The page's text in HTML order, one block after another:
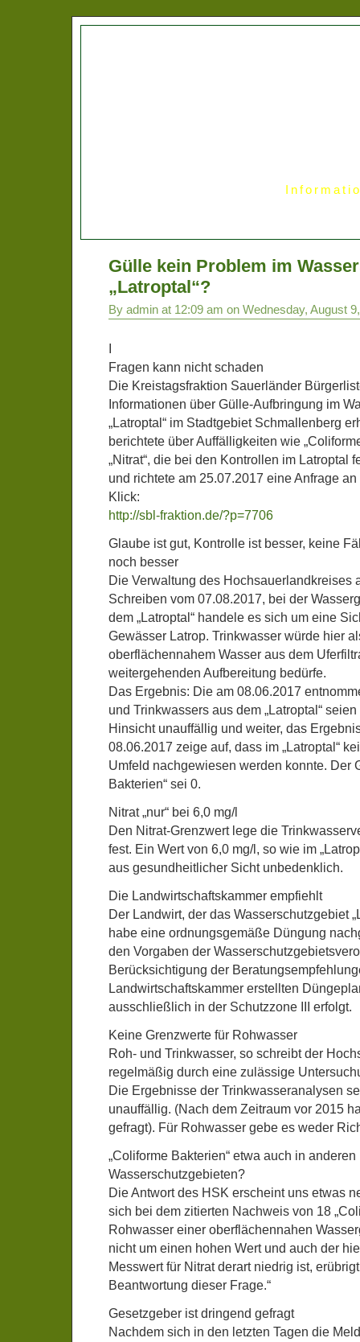
Gülle kein Problem im
„Latroptal“?
By admin at 12:09 am on Wednesday, August
Fragen kann nicht schaden
Die Kreistagsfraktion Sauerländer
Informationen über Gülle-Aufbringung im
„Latroptal“ im Stadtgebiet Schmallenberg
berichtete über Auffälligkeiten wie
„Nitrat“, die bei den Kontrollen im Latroptal
und richtete am 25.07.2017 eine Anfrage
Klick:
http://sbl-fraktion.de/?p=7706
Glaube ist gut, Kontrolle ist besser, keine
noch besser
Die Verwaltung des Hochsauerlandkreises
Schreiben vom 07.08.2017, bei der
dem „Latroptal“ handele es sich um eine
Gewässer Latrop. Trinkwasser würde hier
oberflächennahem Wasser aus dem
weitergehenden Aufbereitung bedürfe.
Das Ergebnis: Die am 08.06.2017
und Trinkwassers aus dem „Latroptal“
Hinsicht unauffällig und weiter, das
08.06.2017 zeige auf, dass im „Latroptal“
Umfeld nachgewiesen werden konnte. Der
Bakterien“ sei 0.
Nitrat „nur“ bei 6,0 mg/l
Den Nitrat-Grenzwert lege die
fest. Ein Wert von 6,0 mg/l, so wie im
aus gesundheitlicher Sicht unbedenklich.
Die Landwirtschaftskammer empfiehlt
Der Landwirt, der das Wasserschutzgebiet
habe eine ordnungsgemäße Düngung
den Vorgaben der
Berücksichtigung der
Landwirtschaftskammer erstellten
ausschließlich in der Schutzzone III erfolgt.
Keine Grenzwerte für Rohwasser
Roh- und Trinkwasser, so schreibt der
regelmäßig durch eine zulässige
Die Ergebnisse der Trinkwasseranalysen
unauffällig. (Nach dem Zeitraum vor 2015
gefragt). Für Rohwasser gebe es weder
„Coliforme Bakterien“ etwa auch in anderen
Wasserschutzgebieten?
Die Antwort des HSK erscheint uns etwas
sich bei dem zitierten Nachweis von 18
Rohwasser einer oberflächennahen
nicht um einen hohen Wert und auch der
Messwert für Nitrat derart niedrig ist,
Beantwortung dieser Frage.“
Gesetzgeber ist dringend gefragt
Nachdem sich in den letzten Tagen die